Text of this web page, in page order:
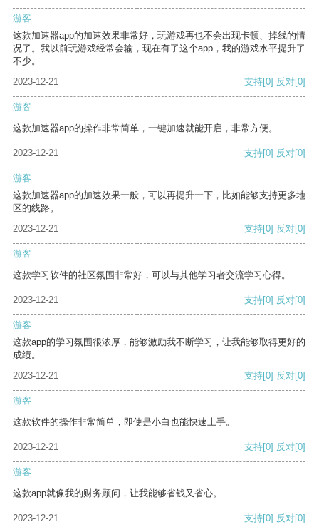
游客
这款加速器app的加速效果非常好，玩游戏再也不会出现卡顿、掉线的情
况了。我以前玩游戏经常会输，现在有了这个app，我的游戏水平提升了
不少。
2023-12-21
支持[0] 反对[0]
游客
这款加速器app的操作非常简单，一键加速就能开启，非常方便。
2023-12-21 支持[0] 反对[0]
游客
这款加速器app的加速效果一般，可以再提升一下，比如能够支持更多地
区的线路。
2023-12-21
支持[0] 反对[0]
游客
这款学习软件的社区氛围非常好，可以与其他学习者交流学习心得。
2023-12-21 支持[0] 反对[0]
游客
这款app的学习氛围很浓厚，能够激励我不断学习，让我能够取得更好的
成绩。
2023-12-21
支持[0] 反对[0]
游客
这款软件的操作非常简单，即使是小白也能快速上手。
2023-12-21 支持[0] 反对[0]
游客
这款app就像我的财务顾问，让我能够省钱又省心。
2023-12-21 支持[0] 反对[0]